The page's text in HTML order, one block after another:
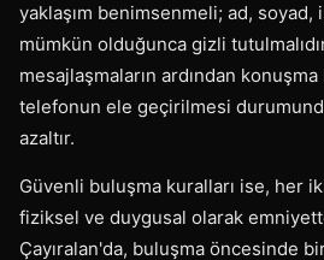
yaklaşım benimsenmeli; ad,
mümkün olduğunca gizli
mesajlaşmaların ardından konuşma
telefonun ele geçirilmesi
azaltır.
Güvenli buluşma kuralları ise, her
fiziksel ve duygusal olarak
Çayıralan'da, buluşma öncesinde